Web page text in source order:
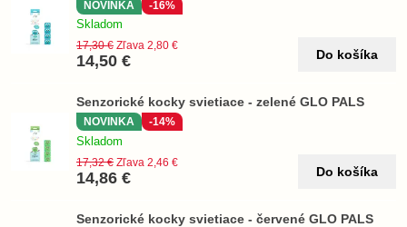
NOVINKA -16%
Skladom
14,50 €
17,30 € Zľava 2,80 €
Do košíka
Senzorické kocky svietiace - zelené GLO PALS
NOVINKA -14%
Skladom
14,86 €
17,32 € Zľava 2,46 €
Do košíka
Senzorické kocky svietiace - červené GLO PALS